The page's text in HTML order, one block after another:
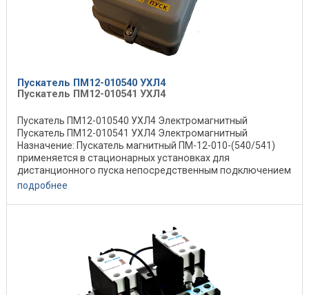
Пускатель ПМ12-010540 УХЛ4
Пускатель ПМ12-010541 УХЛ4
Пускатель ПМ12-010540 УХЛ4 Электромагнитный
Пускатель ПМ12-010541 УХЛ4 Электромагнитный
Назначение: Пускатель магнитный ПМ-12-010-(540/541)
применяется в стационарных установках для
дистанционного пуска непосредственным подключением
к сети, ...
подробнее